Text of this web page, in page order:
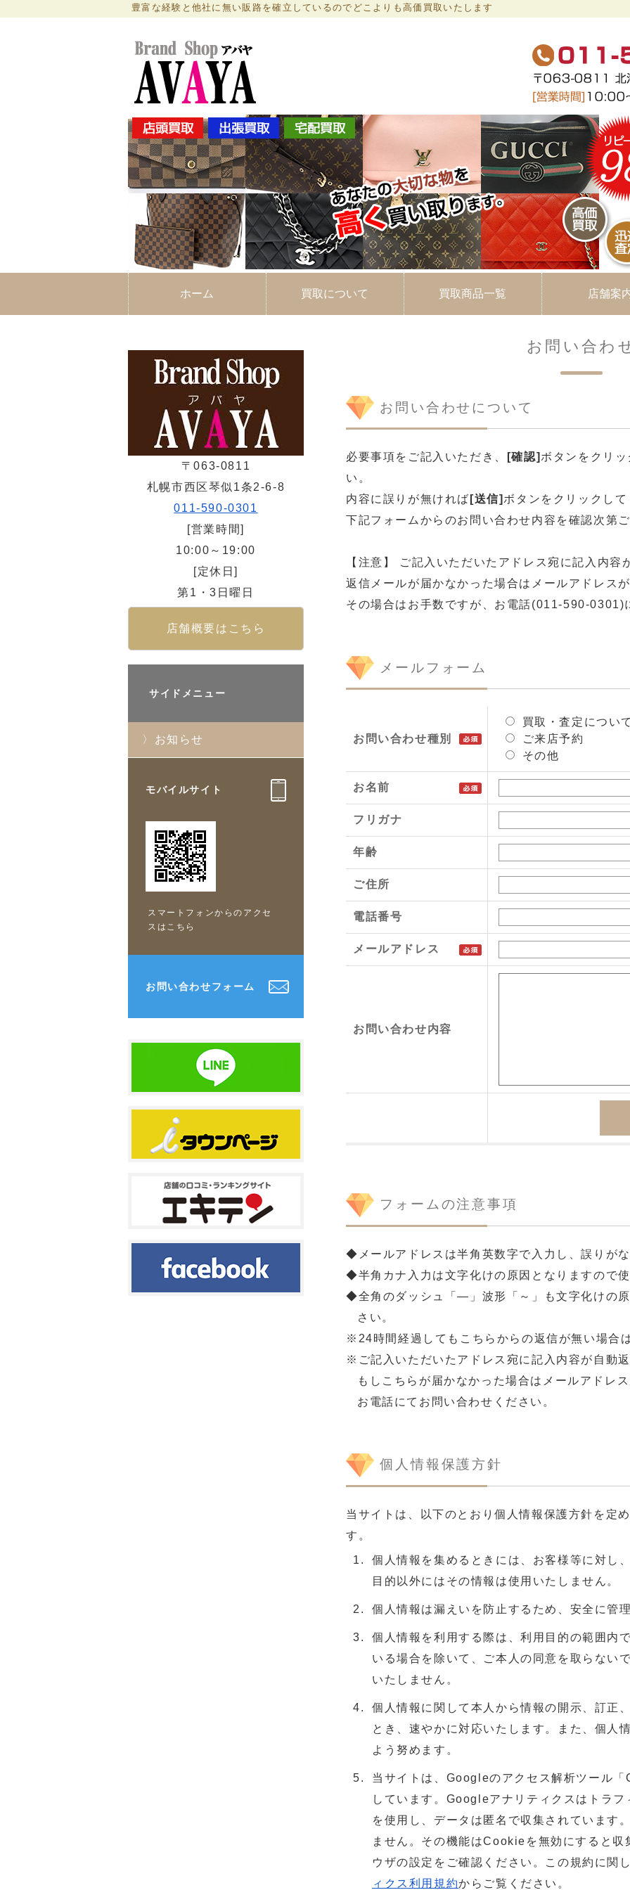
買い取り専門店 ブランドショップアバ
豊富な経験と他社に無い販路を確立しているのでどこよりも高価買取いたします
ホーム 買取について 買取商品一覧 店舗案
お問い合わ
お問い合わせについて
必要事項をご記入いただき、 [確認] ボタンをクリ
い。
内容に誤りが無ければ [送信] ボタンをクリックし
下記フォームからのお問い合わせ内容を確認次第
【注意】 ご記入いただいたアドレス宛に記入内
返信メールが届かなかった場合はメールアドレス
その場合はお手数ですが、お電話(011-590-0301)
メールフォーム
お問い合わせ種別
買取・査定につい
ご来店予約
その他
お名前
フリガナ
年齢
ご住所
電話番号
メールアドレス
お問い合わせ内容
フォームの注意事項
メールアドレスは半角英数字で入力し、誤りが
半角カナ入力は文字化けの原因となりますので
全角のダッシュ「―」波形「～」も文字化けの
さい。
24時間経過してもこちらからの返信が無い場合
ご記入いただいたアドレス宛に記入内容が自動
もしこちらが届かなかった場合はメールアドレ
お電話にてお問い合わせください。
個人情報保護方針
当サイトは、以下のとおり個人情報保護方針を定
す。
個人情報を集めるときには、お客様等に対し
目的以外にはその情報は使用いたしません。
個人情報は漏えいを防止するため、安全に管
個人情報を利用する際は、利用目的の範囲内
いる場合を除いて、ご本人の同意を取らない
いたしません。
個人情報に関して本人から情報の開示、訂正
とき、速やかに対応いたします。また、個人
よう努めます。
当サイトは、Googleのアクセス解析ツール
しています。Googleアナリティクスはトラ
を使用し、データは匿名で収集されています
ません。その機能はCookieを無効にすると
ウザの設定をご確認ください。この規約に関
ィクス利用規約からご覧ください。
〒063-0811
札幌市西区琴似1条2-6-8
011-590-0301
[営業時間]
10:00～19:00
[定休日]
第1・3日曜日
店舗概要はこちら
サイドメニュー
お知らせ
モバイルサイト
スマートフォンからのアクセ
スはこちら
お問い合わせフォーム